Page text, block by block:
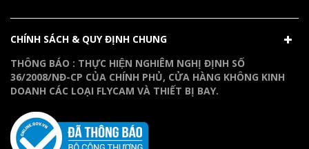
CHÍNH SÁCH & QUY ĐỊNH CHUNG
THÔNG BÁO : THỰC HIỆN NGHIÊM NGHỊ ĐỊNH SỐ
36/2008/NĐ-CP CỦA CHÍNH PHỦ, CỬA HÀNG KHÔNG KINH
DOANH CÁC LOẠI FLYCAM VÀ THIẾT BỊ BAY.